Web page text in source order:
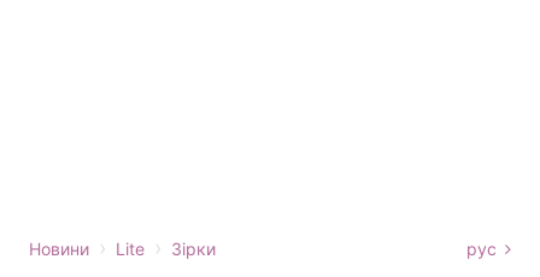
Новини › Lite › Зірки рус